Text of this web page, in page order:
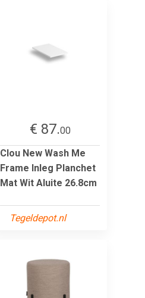
€ 87.00
Clou New Wash Me
Frame Inleg Planchet
Mat Wit Aluite 26.8cm
Tegeldepot.nl